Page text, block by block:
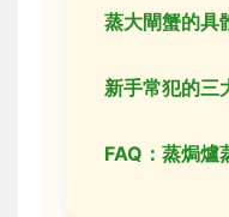
蒸大閘蟹的具
新手常犯的三
FAQ：蒸焗爐